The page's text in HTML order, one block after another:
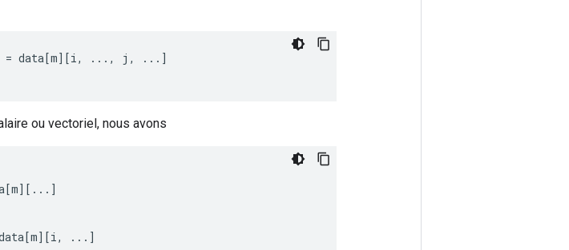
= data[m][i, ..., j , ... ]
ou vectoriel, nous avons
[m][ ... ]
[m][i, ... ]